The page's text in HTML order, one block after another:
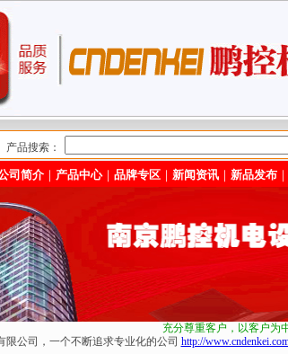
产品搜索：
司简介｜ 产品中心｜ 品牌专区｜ 新闻资讯｜ 新品发布｜
充分尊重客户，以客户为
限公司，一个不断追求专业化的公司 http://